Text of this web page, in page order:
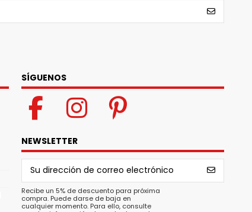
SÍGUENOS
NEWSLETTER
Recibe un 5% de descuento para próxima
compra. Puede darse de baja en
cualquier momento. Para ello, consulte